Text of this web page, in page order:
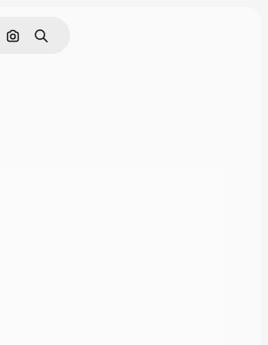
Поиск по изображению
Поиск